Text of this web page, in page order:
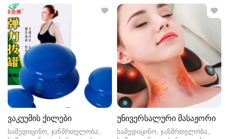
ვაკუუმის ქილები
სამედიცინო, ჯანმრთელობა,
უნივერსალური მასაჟორი
სამედიცინო, ჯანმრთელობა,